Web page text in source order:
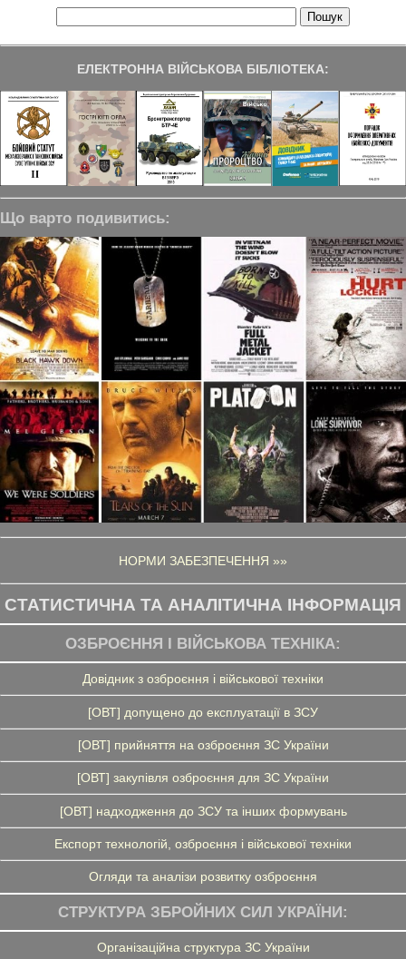
ЕЛЕКТРОННА ВІЙСЬКОВА БІБЛІОТЕКА:
Що варто подивитись:
НОРМИ ЗАБЕЗПЕЧЕННЯ »»
СТАТИСТИЧНА ТА АНАЛІТИЧНА ІНФОРМАЦІЯ
ОЗБРОЄННЯ І ВІЙСЬКОВА ТЕХНІКА:
Довідник з озброєння і військової техніки
[ОВТ] допущено до експлуатації в ЗСУ
[ОВТ] прийняття на озброєння ЗС України
[ОВТ] закупівля озброєння для ЗС України
[ОВТ] надходження до ЗСУ та інших формувань
Експорт технологій, озброєння і військової техніки
Огляди та аналізи розвитку озброєння
СТРУКТУРА ЗБРОЙНИХ СИЛ УКРАЇНИ:
Організаційна структура ЗС України